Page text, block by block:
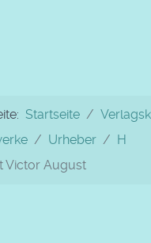
Startseite
Urheber
H
Victor August